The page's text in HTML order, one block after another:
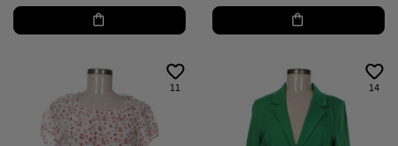
11 14